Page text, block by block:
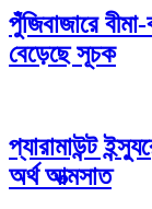
পুঁজিবাজারে
বেড়েছে সূচক
প্যারামাউন্ট
অর্থ আত্মসাত